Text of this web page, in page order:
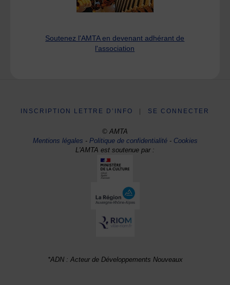
Soutenez l'AMTA en devenant adhérant de
l'association
INSCRIPTION LETTRE D’INFO SE CONNECTER
© AMTA
Mentions légales -Politique de confidentialité- Cookies
L'AMTA est soutenue par :
*ADN : Acteur de Développements Nouveaux